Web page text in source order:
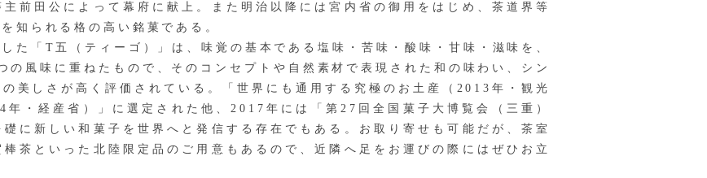
前田公によって幕府に献上。また明治以降には宮内省の御用をはじめ、茶道界等
知られる格の高い銘菓である。
た「T五（ティーゴ）」は、味覚の基本である塩味・苦味・酸味・甘味・滋味を、
の風味に重ねたもので、そのコンセプトや自然素材で表現された和の味わい、シン
美しさが高く評価されている。「世界にも通用する究極のお土産（2013年・観光
・経産省）」に選定された他、2017年には「第27回全国菓子大博覧会（三重）
に新しい和菓子を世界へと発信する存在でもある。お取り寄せも可能だが、茶室
茶といった北陸限定品のご用意もあるので、近隣へ足をお運びの際にはぜひお立